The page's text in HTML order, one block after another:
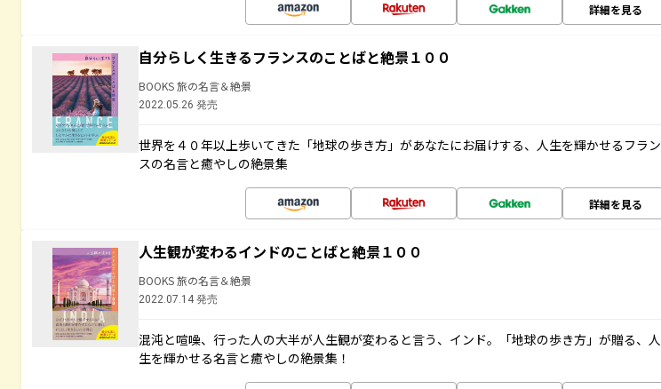
詳細を見る
自分らしく生きるフランスのことばと絶景１００
BOOKS 旅の名言＆絶景
2022.05.26 発売
世界を４０年以上歩いてきた「地球の歩き方」があなたにお届けする、人生を輝かせるフラン
スの名言と癒やしの絶景集
詳細を見る
人生観が変わるインドのことばと絶景１００
BOOKS 旅の名言＆絶景
2022.07.14 発売
混沌と喧噪、行った人の大半が人生観が変わると言う、インド。「地球の歩き方」が贈る、人
生を輝かせる名言と癒やしの絶景集！